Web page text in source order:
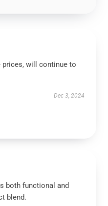
prices, will continue to
Dec 3, 2024
both functional and
blend.